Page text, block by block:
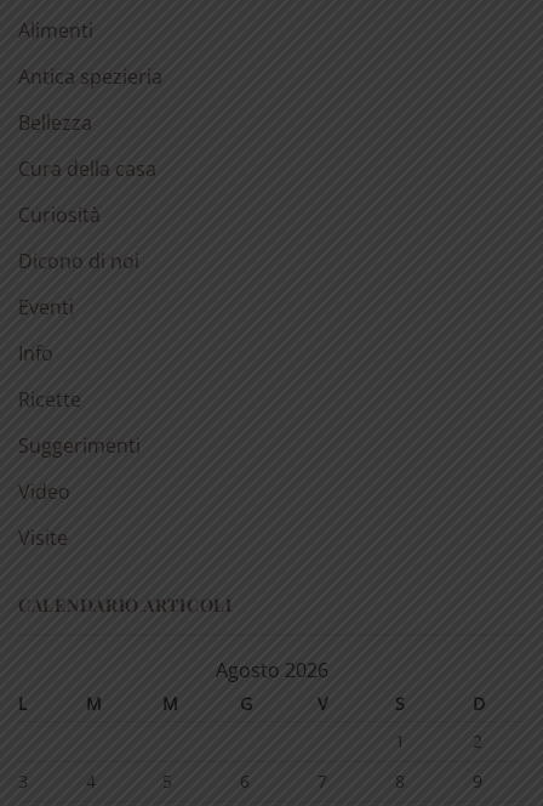
Alimenti
Antica spezieria
Bellezza
Cura della casa
Curiosità
Dicono di noi
Eventi
Info
Ricette
Suggerimenti
Video
Visite
CALENDARIO ARTICOLI
Agosto 2026
L M M G V S
D
1
2
3
4 5 6 7 8
9